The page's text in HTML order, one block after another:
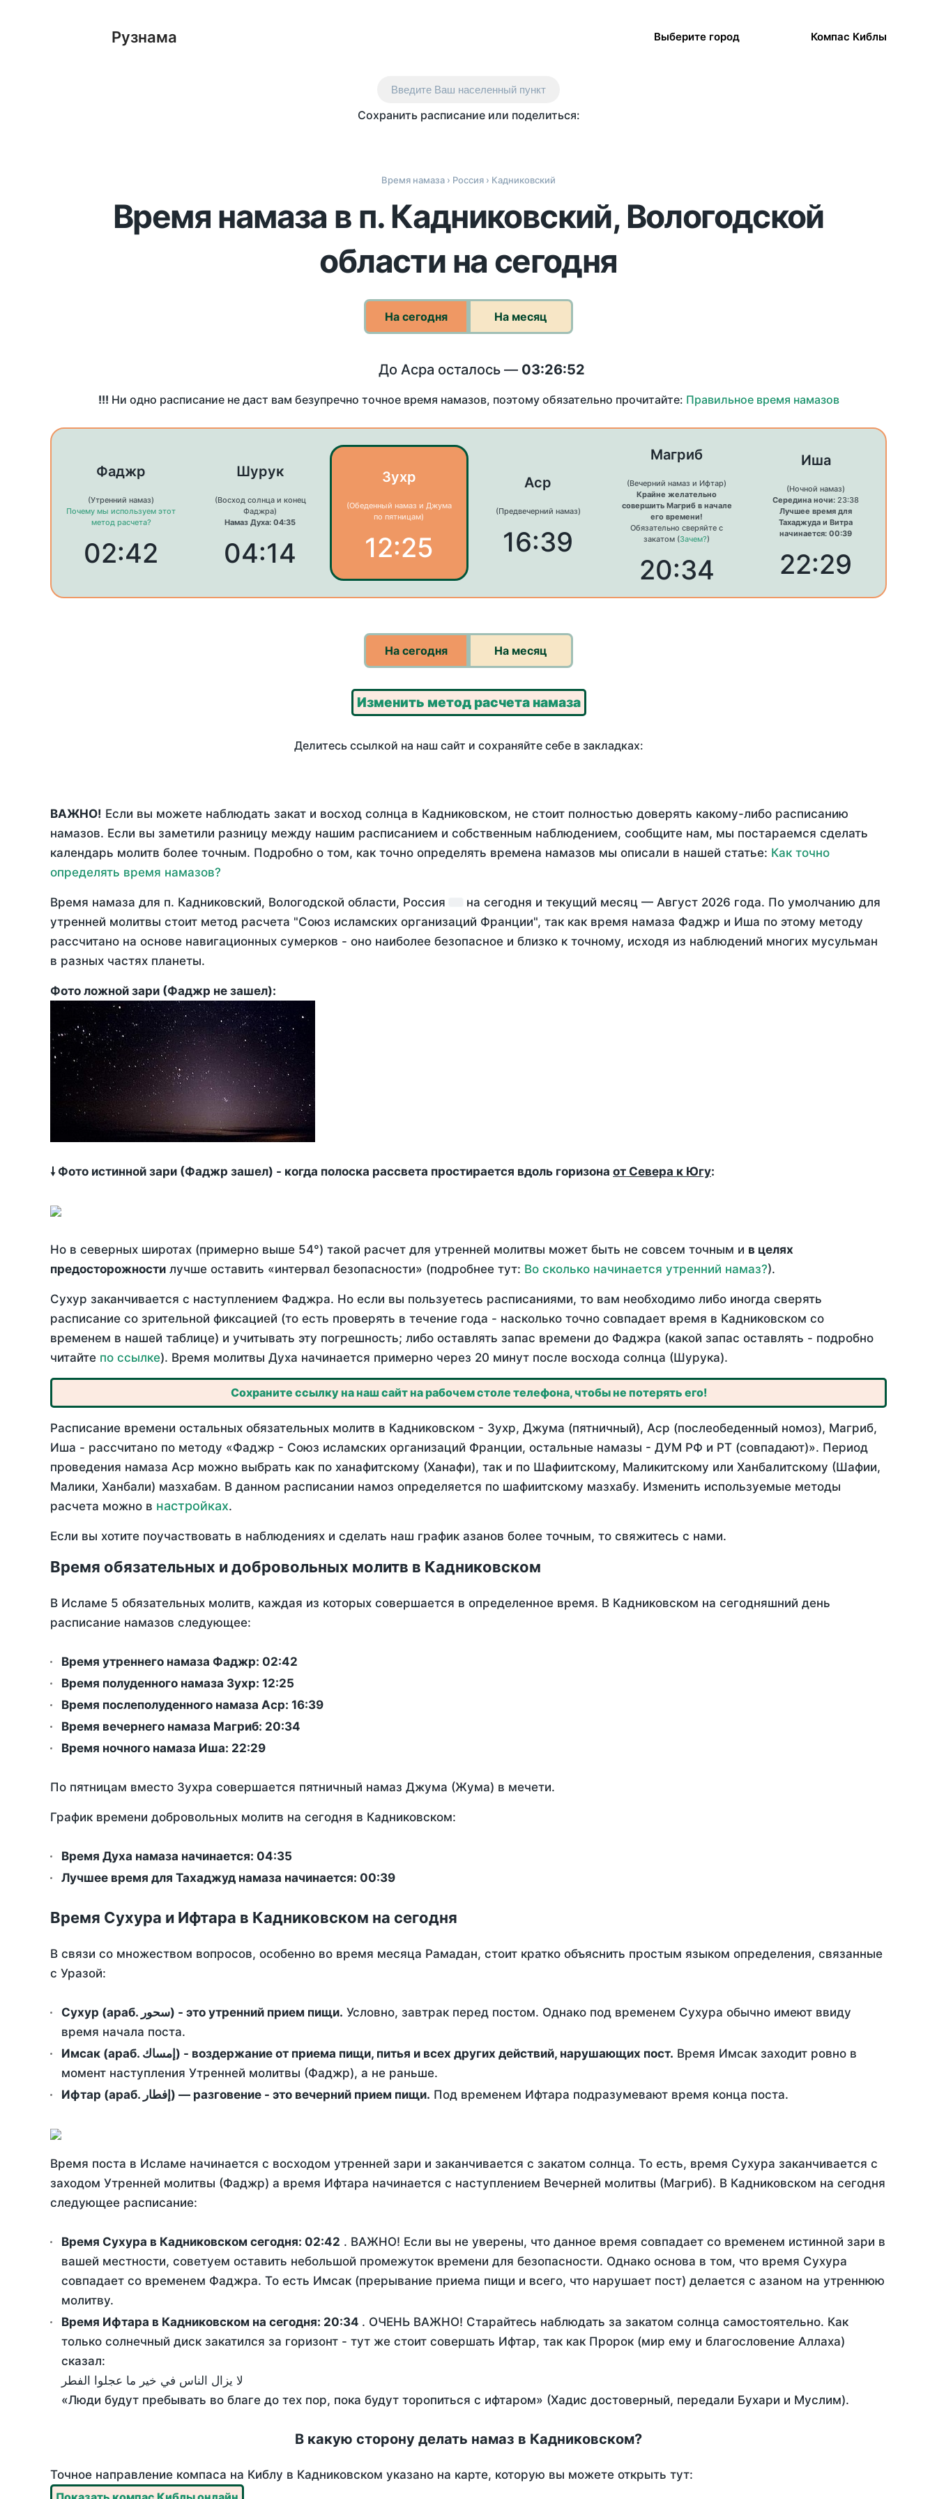
Рузнама Выберите город Компас Киблы
Введите Ваш населенный пункт
Сохранить расписание или поделиться:
Время намаза › Россия › Кадниковский
Время намаза в п. Кадниковский, Вологодской
области на сегодня
На сегодня На месяц
До Асра осталось — 03:26:52
!!! Ни одно расписание не даст вам безупречно точное время намазов, поэтому обязательно прочитайте: Правильное время намазов
Фаджр
(Утренний намаз)
Почему мы используем этот
метод расчета?
02:42
Шурук
(Восход солнца и конец
Фаджра)
Намаз Духа: 04:35
04:14
Зухр
(Обеденный намаз и Джума
по пятницам)
12:25
Аср
(Предвечерний намаз)
16:39
Магриб
(Вечерний намаз и Ифтар)
Крайне желательно
совершить Магриб в начале
его времени!
Обязательно сверяйте с
закатом (Зачем?)
20:34
Иша
(Ночной намаз)
Середина ночи: 23:38
Лучшее время для
Тахаджуда и Витра
начинается: 00:39
22:29
На сегодня На месяц
Изменить метод расчета намаза
Делитесь ссылкой на наш сайт и сохраняйте себе в закладках:
ВАЖНО! Если вы можете наблюдать закат и восход солнца в Кадниковском, не стоит полностью доверять какому-либо расписанию
намазов. Если вы заметили разницу между нашим расписанием и собственным наблюдением, сообщите нам, мы постараемся сделать
календарь молитв более точным. Подробно о том, как точно определять времена намазов мы описали в нашей статье: Как точно
определять время намазов?
Время намаза для п. Кадниковский, Вологодской области, Россия на сегодня и текущий месяц — Август 2026 года. По умолчанию для
утренней молитвы стоит метод расчета "Союз исламских организаций Франции", так как время намаза Фаджр и Иша по этому методу
рассчитано на основе навигационных сумерков - оно наиболее безопасное и близко к точному, исходя из наблюдений многих мусульман
в разных частях планеты.
Фото ложной зари (Фаджр не зашел):
🠗 Фото истинной зари (Фаджр зашел) - когда полоска рассвета простирается вдоль горизона от Севера к Югу:
Но в северных широтах (примерно выше 54°) такой расчет для утренней молитвы может быть не совсем точным и в целях
предосторожности лучше оставить «интервал безопасности» (подробнее тут: Во сколько начинается утренний намаз?).
Сухур заканчивается с наступлением Фаджра. Но если вы пользуетесь расписаниями, то вам необходимо либо иногда сверять
расписание со зрительной фиксацией (то есть проверять в течение года - насколько точно совпадает время в Кадниковском со
временем в нашей таблице) и учитывать эту погрешность; либо оставлять запас времени до Фаджра (какой запас оставлять - подробно
читайте по ссылке). Время молитвы Духа начинается примерно через 20 минут после восхода солнца (Шурука).
Сохраните ссылку на наш сайт на рабочем столе телефона, чтобы не потерять его!
Расписание времени остальных обязательных молитв в Кадниковском - Зухр, Джума (пятничный), Аср (послеобеденный номоз), Магриб,
Иша - рассчитано по методу «Фаджр - Союз исламских организаций Франции, остальные намазы - ДУМ РФ и РТ (совпадают)». Период
проведения намаза Аср можно выбрать как по ханафитскому (Ханафи), так и по Шафиитскому, Маликитскому или Ханбалитскому (Шафии,
Малики, Ханбали) мазхабам. В данном расписании намоз определяется по шафиитскому мазхабу. Изменить используемые методы
расчета можно в настройках.
Если вы хотите поучаствовать в наблюдениях и сделать наш график азанов более точным, то свяжитесь с нами.
Время обязательных и добровольных молитв в Кадниковском
В Исламе 5 обязательных молитв, каждая из которых совершается в определенное время. В Кадниковском на сегодняшний день
расписание намазов следующее:
Время утреннего намаза Фаджр: 02:42
Время полуденного намаза Зухр: 12:25
Время послеполуденного намаза Аср: 16:39
Время вечернего намаза Магриб: 20:34
Время ночного намаза Иша: 22:29
По пятницам вместо Зухра совершается пятничный намаз Джума (Жума) в мечети.
График времени добровольных молитв на сегодня в Кадниковском:
Время Духа намаза начинается: 04:35
Лучшее время для Тахаджуд намаза начинается: 00:39
Время Сухура и Ифтара в Кадниковском на сегодня
В связи со множеством вопросов, особенно во время месяца Рамадан, стоит кратко объяснить простым языком определения, связанные
с Уразой:
Сухур (араб. سحور) - это утренний прием пищи. Условно, завтрак перед постом. Однако под временем Сухура обычно имеют ввиду
время начала поста.
Имсак (араб. إمساك) - воздержание от приема пищи, питья и всех других действий, нарушающих пост. Время Имсак заходит ровно в
момент наступления Утренней молитвы (Фаджр), а не раньше.
Ифтар (араб. إفطار) — разговение - это вечерний прием пищи. Под временем Ифтара подразумевают время конца поста.
Время поста в Исламе начинается с восходом утренней зари и заканчивается с закатом солнца. То есть, время Сухура заканчивается с
заходом Утренней молитвы (Фаджр) а время Ифтара начинается с наступлением Вечерней молитвы (Магриб). В Кадниковском на сегодня
следующее расписание:
Время Сухура в Кадниковском сегодня: 02:42 . ВАЖНО! Если вы не уверены, что данное время совпадает со временем истинной зари в
вашей местности, советуем оставить небольшой промежуток времени для безопасности. Однако основа в том, что время Сухура
совпадает со временем Фаджра. То есть Имсак (прерывание приема пищи и всего, что нарушает пост) делается с азаном на утреннюю
молитву.
Время Ифтара в Кадниковском на сегодня: 20:34 . ОЧЕНЬ ВАЖНО! Старайтесь наблюдать за закатом солнца самостоятельно. Как
только солнечный диск закатился за горизонт - тут же стоит совершать Ифтар, так как Пророк (мир ему и благословение Аллаха)
сказал:
لا يزال الناس في خير ما عجلوا الفطر
«Люди будут пребывать во благе до тех пор, пока будут торопиться с ифтаром» (Хадис достоверный, передали Бухари и Муслим).
В какую сторону делать намаз в Кадниковском?
Точное направление компаса на Киблу в Кадниковском указано на карте, которую вы можете открыть тут: